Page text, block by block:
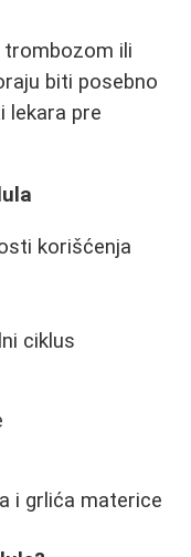
trombozom ili
biti posebno
lekara pre
korišćenja
ciklus
i grlića materice